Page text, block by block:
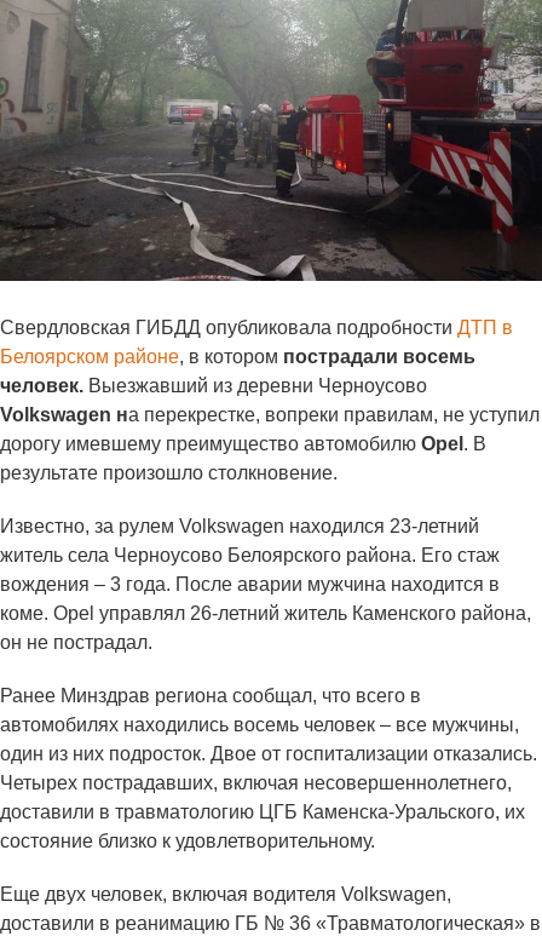
Свердловская ГИБДД опубликовала подробности ДТП в
Белоярском районе, в котором пострадали восемь
человек. Выезжавший из деревни Черноусово
Volkswagen на перекрестке, вопреки правилам, не уступил
дорогу имевшему преимущество автомобилю Opel . В
результате произошло столкновение.
Известно, за рулем Volkswagen находился 23-летний
житель села Черноусово Белоярского района. Его стаж
вождения – 3 года. После аварии мужчина находится в
коме. Opel управлял 26-летний житель Каменского района,
он не пострадал.
Ранее Минздрав региона сообщал, что всего в
автомобилях находились восемь человек – все мужчины,
один из них подросток. Двое от госпитализации отказались.
Четырех пострадавших, включая несовершеннолетнего,
доставили в травматологию ЦГБ Каменска-Уральского, их
состояние близко к удовлетворительному.
Еще двух человек, включая водителя Volkswagen,
доставили в реанимацию ГБ № 36 «Травматологическая» в